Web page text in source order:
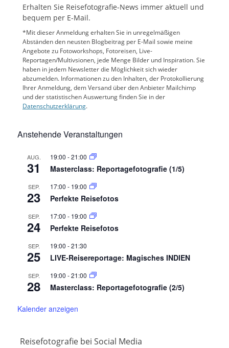
Erhalten Sie Reisefotografie-News immer aktuell und
bequem per E-Mail.
*Mit dieser Anmeldung erhalten Sie in unregelmäßigen
Abständen den neusten Blogbeitrag per E-Mail sowie meine
Angebote zu Fotoworkshops, Fotoreisen, Live-
Reportagen/Multivsionen, jede Menge Bilder und Inspiration. Sie
haben in jedem Newsletter die Möglichkeit sich wieder
abzumelden. Informationen zu den Inhalten, der Protokollierung
Ihrer Anmeldung, dem Versand über den Anbieter Mailchimp
und der statistischen Auswertung finden Sie in der
Datenschutzerklärung.
Anstehende Veranstaltungen
AUG.
31
19:00 -21:00
Masterclass: Reportagefotografie (1/5)
SEP.
23
17:00 - 19:00
Perfekte Reisefotos
SEP.
24
17:00 - 19:00
Perfekte Reisefotos
SEP.
25
19:00 -21:30
LIVE-Reisereportage: Magisches INDIEN
SEP.
28
19:00 -21:00
Masterclass: Reportagefotografie (2/5)
Kalender anzeigen
Reisefotografie bei Social Media